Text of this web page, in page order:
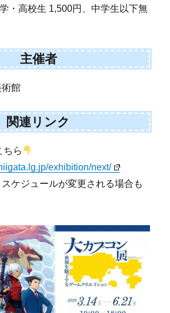
・高校生 1,500円、中学生以下無
主催者
術館
関連リンク
ちら
exhibition/next/
ケジュールが変更される場合も